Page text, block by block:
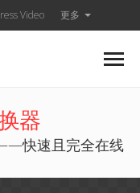
Video 更多
器
快速且完全在线